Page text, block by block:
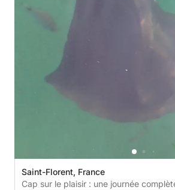
Saint-Florent, France
Cap sur le plaisir : une journée